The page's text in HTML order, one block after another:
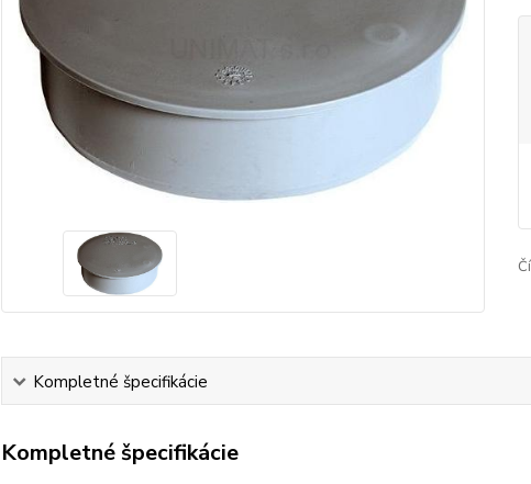
Kompletné špecifikácie
Kompletné špecifikácie